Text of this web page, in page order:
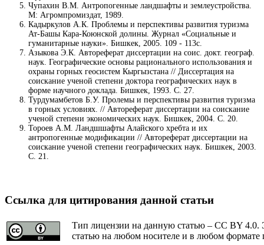
Чупахин В.М. Антропогенные ландшафты и землеустройства.
М: Агромпромиздат, 1989.
Кадыркулов А.К. Проблемы и перспективы развития туризма
Ат-Башы Кара-Коюнской долины. Журнал «Социальные и
гуманитарные науки». Бишкек, 2005. 109 - 113с.
Азыкова Э.К. Автореферат диссертации на соис. докт. географ.
наук. Географические основы рационального использования и
охраны горных геосистем Кыргызстана // Диссертация на
соискание ученой степени доктора географических наук в
форме научного доклада. Бишкек, 1993. С. 27.
Турдумамбетов Б.У. Пролемы и перспективы развития туризма
в горных условиях. // Автореферат диссертации на соискание
ученой степени экономических наук. Бишкек, 2004. С. 20.
Тороев А.М. Ландшшафты Алайского хребта и их
антропогенные модификации // Автореферат диссертации на
соискание ученой степени географических наук. Бишкек, 2003.
С. 21.
Ссылка для цитирования данной статьи
Тип лицензии на данную статью – CC BY 4.0.
статью на любом носителе и в любом формате